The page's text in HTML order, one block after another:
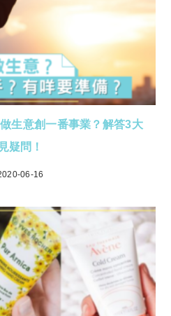
生意創一番事業？解答3大
疑問！
06-16